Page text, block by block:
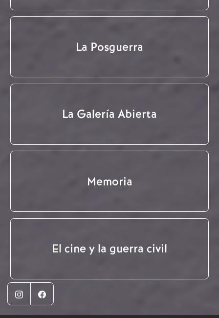
La Posguerra
La Galería Abierta
Memoria
El cine y la guerra civil
InstagramFacebook